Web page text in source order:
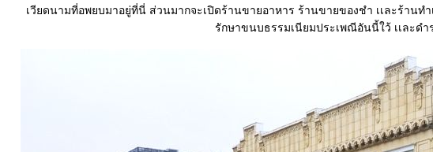
เวียดนามที่อพยบมาอยู่ที่นี่ ส่วนมากจะเปิดร้านขายอาหาร ร้านขายของชำ เเละร้าน
รักษาขนบธรรมเนียมประเพณีอันนี้ใว้ เเละด